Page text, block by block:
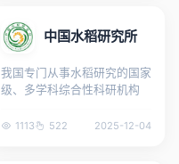
中国水稻研究所
我国专门从事水稻研究的国家
级、多学科综合性科研机构
1113 522 2025-12-04